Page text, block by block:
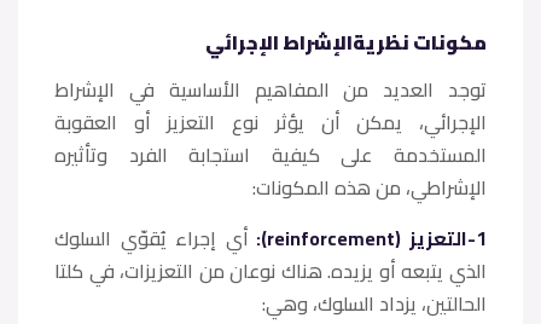
مكونات نظريةالإشراط الإجرائي
توجد العديد من المفاهيم الأساسية في الإشراط
الإجرائي، يمكن أن يؤثر نوع التعزيز أو العقوبة
المستخدمة على كيفية استجابة الفرد وتأثيره
الإشراطي، من هذه المكونات:
1-التعزيز (reinforcement):
أي إجراء يُقوّي السلوك
الذي يتبعه أو يزيده. هناك نوعان من التعزيزات، في كلتا
الحالتين، يزداد السلوك، وهي: